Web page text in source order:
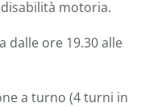
motoria.
dalle ore 19.30 alle
a turno (4 turni in